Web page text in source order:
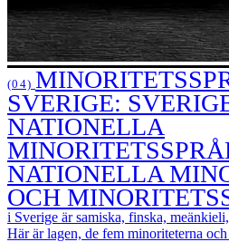
(04)
SVERIGE:
NATIONELLA
NATIONELLA
OCH
i Sverige är samiska, finska,
Här är lagen, de fem minoriteterna